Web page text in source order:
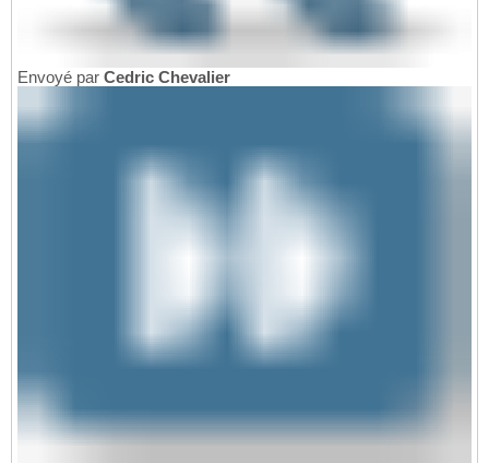
Envoyé par Cedric Chevalier